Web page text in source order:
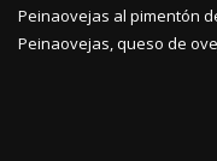
Peinaovejas al pimentón
Peinaovejas, queso de